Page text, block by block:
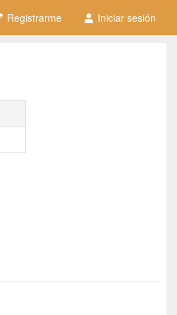
Registrarme Iniciar sesión